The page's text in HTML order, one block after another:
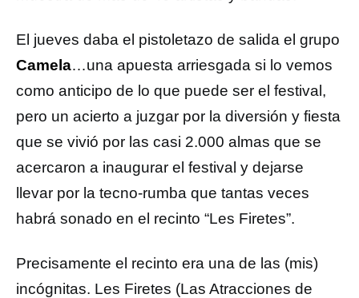
El jueves daba el pistoletazo de salida el grupo
Camela…una apuesta arriesgada si lo vemos
como anticipo de lo que puede ser el festival,
pero un acierto a juzgar por la diversión y fiesta
que se vivió por las casi 2.000 almas que se
acercaron a inaugurar el festival y dejarse
llevar por la tecno-rumba que tantas veces
habrá sonado en el recinto “Les Firetes”.
Precisamente el recinto era una de las (mis)
incógnitas. Les Firetes (Las Atracciones de